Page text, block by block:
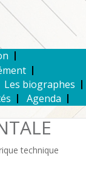
Les biographes
Agenda
technique